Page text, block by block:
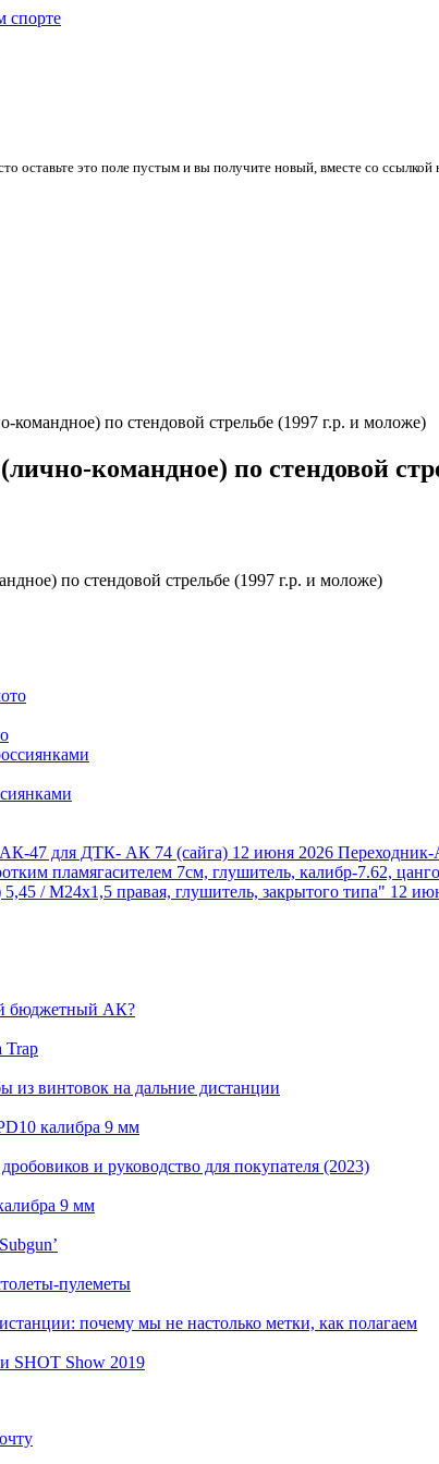
оставьте это поле пустым и вы получите новый, вместе со ссылкой
командное) по стендовой стрельбе (1997 г.р. и моложе)
командное) по стендовой
по стендовой стрельбе (1997 г.р. и моложе)
12 июня 2026 Переходник-
12
бюджетный АК?
Trap
из винтовок на дальние дистанции
калибра 9 мм
и руководство для покупателя (2023)
9 мм
пулеметы
почему мы не настолько метки, как полагаем
SHOT Show 2019